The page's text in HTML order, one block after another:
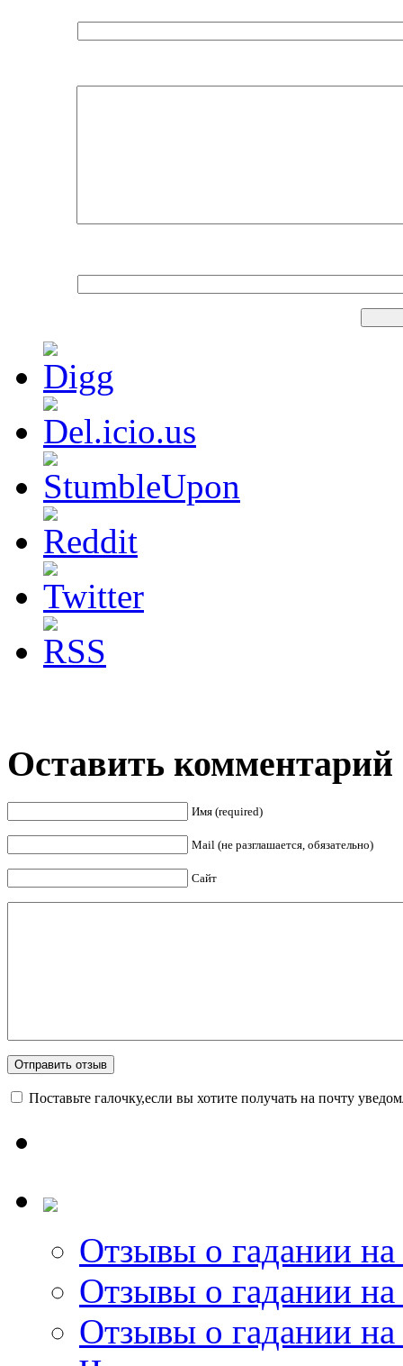
Оставить комментарий
Имя (required)
Mail (не разглашается, обязательно)
Сайт
Поставьте галочку,если вы хотите получать на почту
Отзывы о гадании на
Отзывы о гадании на
Отзывы о гадании на